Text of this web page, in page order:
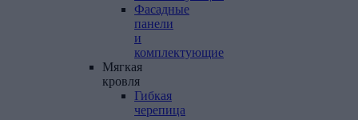
Фасадные
панели
и
комплектующие
Мягкая
кровля
Гибкая
черепица